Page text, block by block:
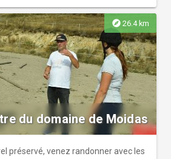
explore 26.4 km
du domaine de Moidas
préservé, venez randonner avec les